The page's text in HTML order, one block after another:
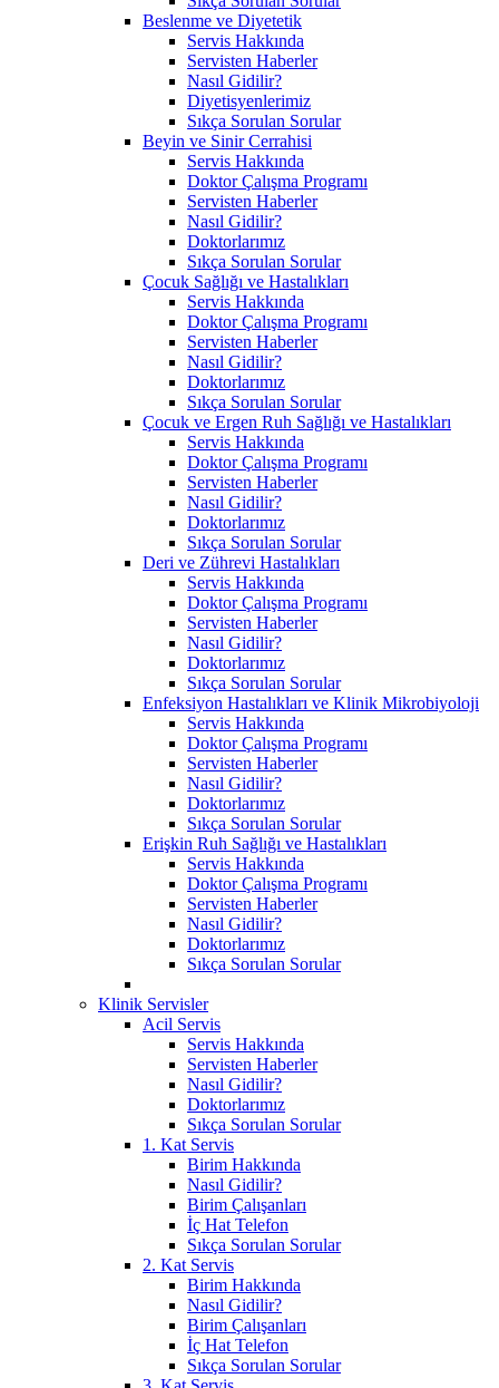
Beslenme ve Diyetetik
Servis Hakkında
Servisten Haberler
Nasıl Gidilir?
Diyetisyenlerimiz
Sıkça Sorulan Sorular
Beyin ve Sinir Cerrahisi
Servis Hakkında
Doktor Çalışma Programı
Servisten Haberler
Nasıl Gidilir?
Doktorlarımız
Sıkça Sorulan Sorular
Çocuk Sağlığı ve Hastalıkları
Servis Hakkında
Doktor Çalışma Programı
Servisten Haberler
Nasıl Gidilir?
Doktorlarımız
Sıkça Sorulan Sorular
Çocuk ve Ergen Ruh Sağlığı ve Hastalıkları
Servis Hakkında
Doktor Çalışma Programı
Servisten Haberler
Nasıl Gidilir?
Doktorlarımız
Sıkça Sorulan Sorular
Deri ve Zührevi Hastalıkları
Servis Hakkında
Doktor Çalışma Programı
Servisten Haberler
Nasıl Gidilir?
Doktorlarımız
Sıkça Sorulan Sorular
Enfeksiyon Hastalıkları ve Klinik Mikrobiyoloji
Servis Hakkında
Doktor Çalışma Programı
Servisten Haberler
Nasıl Gidilir?
Doktorlarımız
Sıkça Sorulan Sorular
Erişkin Ruh Sağlığı ve Hastalıkları
Servis Hakkında
Doktor Çalışma Programı
Servisten Haberler
Nasıl Gidilir?
Doktorlarımız
Sıkça Sorulan Sorular
Klinik Servisler
Acil Servis
Servis Hakkında
Servisten Haberler
Nasıl Gidilir?
Doktorlarımız
Sıkça Sorulan Sorular
1. Kat Servis
Birim Hakkında
Nasıl Gidilir?
Birim Çalışanları
İç Hat Telefon
Sıkça Sorulan Sorular
2. Kat Servis
Birim Hakkında
Nasıl Gidilir?
Birim Çalışanları
İç Hat Telefon
Sıkça Sorulan Sorular